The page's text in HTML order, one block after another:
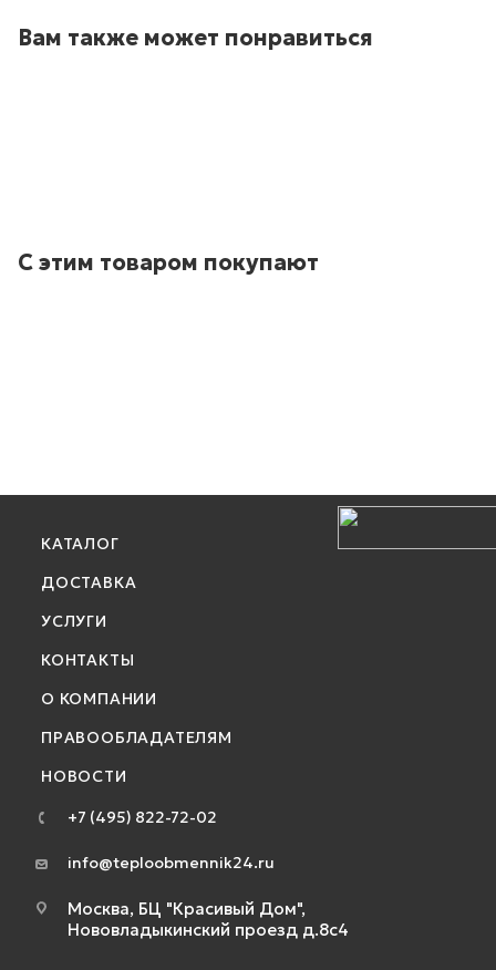
Вам также может понравиться
С этим товаром покупают
КАТАЛОГ
ДОСТАВКА
УСЛУГИ
КОНТАКТЫ
О КОМПАНИИ
ПРАВООБЛАДАТЕЛЯМ
НОВОСТИ
+7 (495) 822-72-02
info@teploobmennik24.ru
Москва, БЦ "Красивый Дом",
Нововладыкинский проезд д.8с4